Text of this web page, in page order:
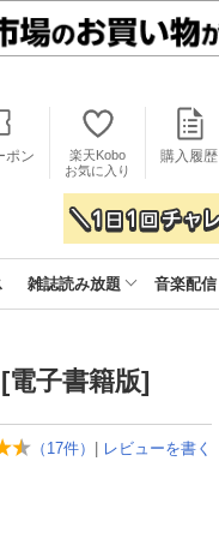
ポン
楽天Kobo
お気に入り
購入履歴
雑誌読み放題 音楽配信
子書籍版]
（ 17件） | レビューを書く